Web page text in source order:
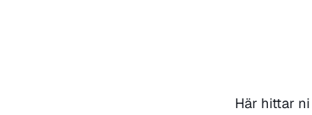
Här hittar